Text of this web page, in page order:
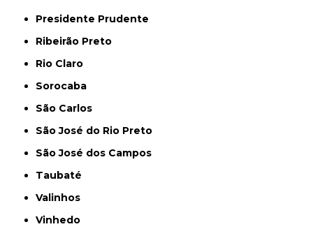
Presidente Prudente
Ribeirão Preto
Rio Claro
Sorocaba
São Carlos
São José do Rio Preto
São José dos Campos
Taubaté
Valinhos
Vinhedo